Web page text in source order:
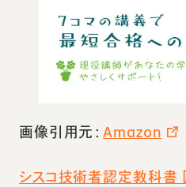
画像引用元：Amazon
シスコ技術者認定教科書